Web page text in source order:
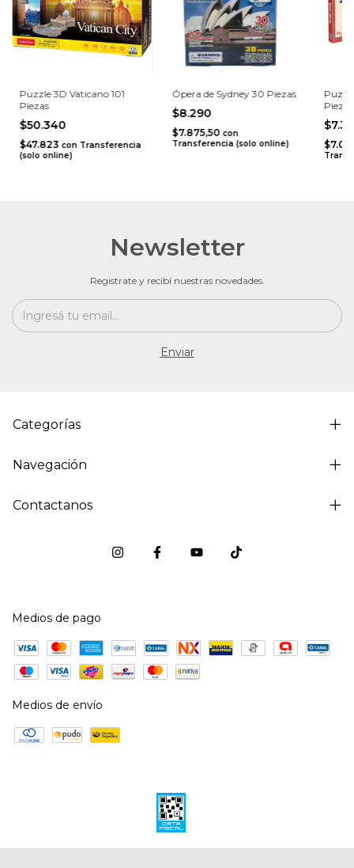
Puzzle 3D Vaticano 101
Piezas
$50.340
$47.823 con Transferencia
(solo online)
Ópera de Sydney 30 Piezas
$8.290
$7.875,50 con
Transferencia (solo online)
Piezas
Newsletter
Registrate y recibí nuestras novedades.
Categorías
Navegación
Contactanos
Medios de pago
Medios de envío